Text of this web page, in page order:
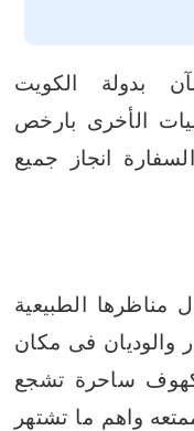
بدولة الكويت
الأخرى بارخص
انجاز جميع
مناظرها الطبيعية
والوديان فى مكان
كهوف ساحرة تشجع
واهم ما تشتهر